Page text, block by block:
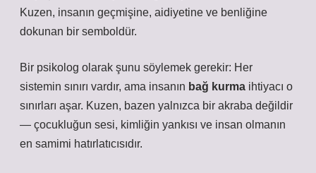
Kuzen, insanın geçmişine, aidiyetine ve benliğine
dokunan bir semboldür.
Bir psikolog olarak şunu söylemek gerekir: Her
sistemin sınırı vardır, ama insanın bağ kurma ihtiyacı o
sınırları aşar. Kuzen, bazen yalnızca bir akraba değildir
— çocukluğun sesi, kimliğin yankısı ve insan olmanın
en samimi hatırlatıcısıdır.